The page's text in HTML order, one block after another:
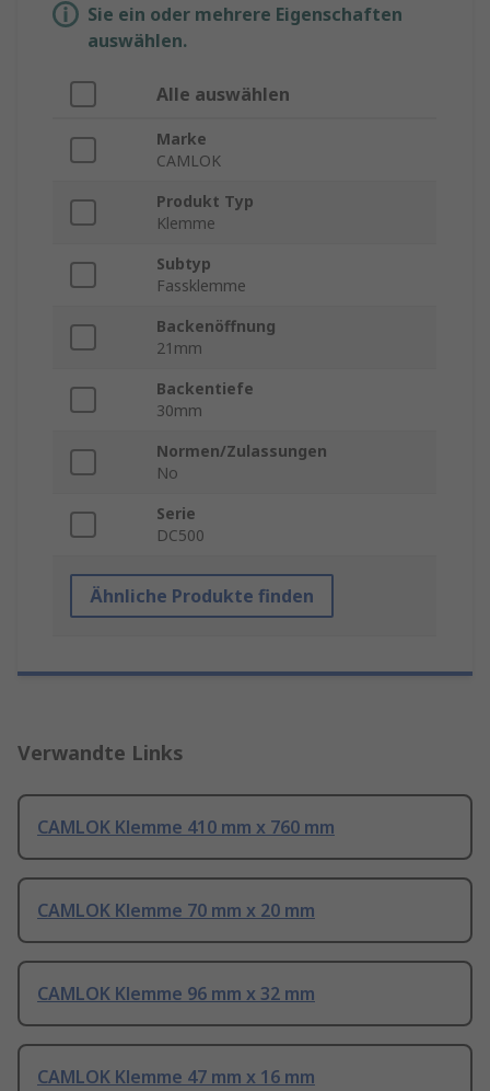
Sie ein oder mehrere Eigenschaften
auswählen.
Alle auswählen
Marke
CAMLOK
Produkt Typ
Klemme
Subtyp
Fassklemme
Backenöffnung
21mm
Backentiefe
30mm
Normen/Zulassungen
No
Serie
DC500
Ähnliche Produkte finden
Verwandte Links
CAMLOK Klemme 410 mm x 760 mm
CAMLOK Klemme 70 mm x 20 mm
CAMLOK Klemme 96 mm x 32 mm
CAMLOK Klemme 47 mm x 16 mm